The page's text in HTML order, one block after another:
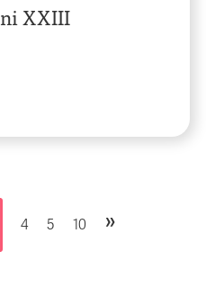
XXIII
4 5 10 »